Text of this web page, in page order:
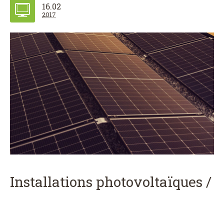
16.02
2017
Installations photovoltaïques /